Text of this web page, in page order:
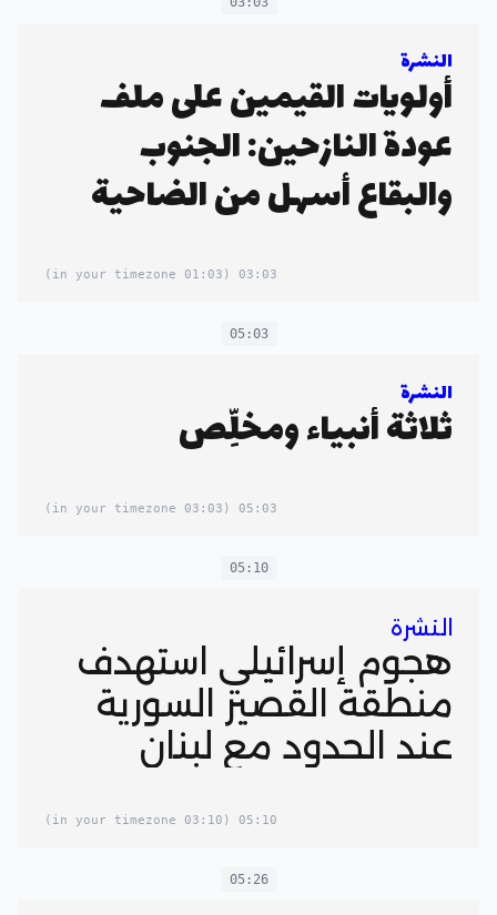
النشرة
أولويات القيمين على ملف
عودة النازحين: الجنوب
والبقاع أسهل من الضاحية
03:03
(01:03 in your timezone)
05:03
النشرة
ثلاثة أنبياء ومخلِّص
05:03
(03:03 in your timezone)
05:10
النشرة
هجوم إسرائيلي استهدف
منطقة القصير السورية
عند الحدود مع لبنان
05:10
(03:10 in your timezone)
05:26